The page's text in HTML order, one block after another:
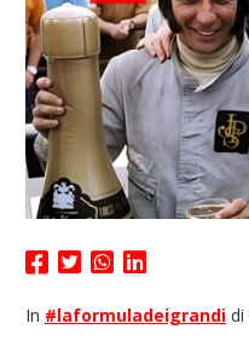
In #laformuladeigrandidi